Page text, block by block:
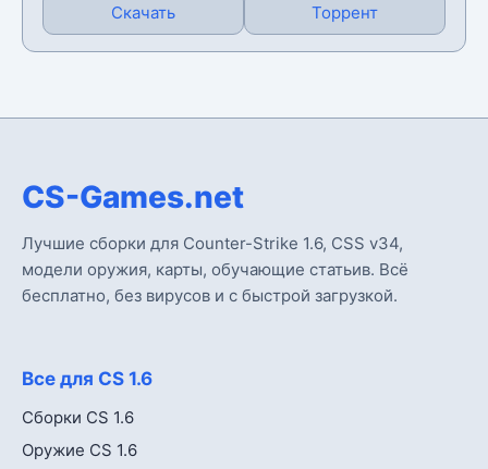
Скачать Торрент
CS-Games.net
Лучшие сборки для Counter-Strike 1.6, CSS v34,
модели оружия, карты, обучающие статьив. Всё
бесплатно, без вирусов и с быстрой загрузкой.
Все для CS 1.6
Сборки CS 1.6
Оружие CS 1.6